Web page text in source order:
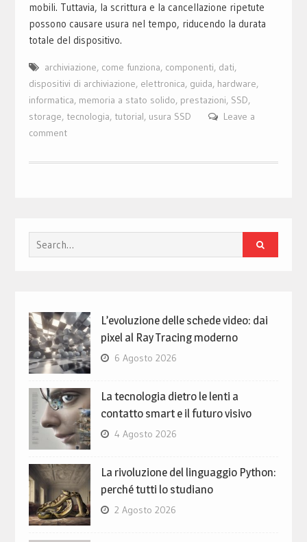
mobili. Tuttavia, la scrittura e la cancellazione ripetute
possono causare usura nel tempo, riducendo la durata
totale del dispositivo.
archiviazione, come funziona, componenti, dati,
dispositivi di archiviazione, elettronica, guida, hardware,
informatica, memoria a stato solido, prestazioni, SSD,
storage, tecnologia, tutorial, usura SSD
Leave a
comment
Search
for:
L’evoluzione delle schede video: dai
pixel al Ray Tracing moderno
6 Agosto 2026
La tecnologia dietro le lenti a
contatto smart e il futuro visivo
4 Agosto 2026
La rivoluzione del linguaggio Python:
perché tutti lo studiano
2 Agosto 2026